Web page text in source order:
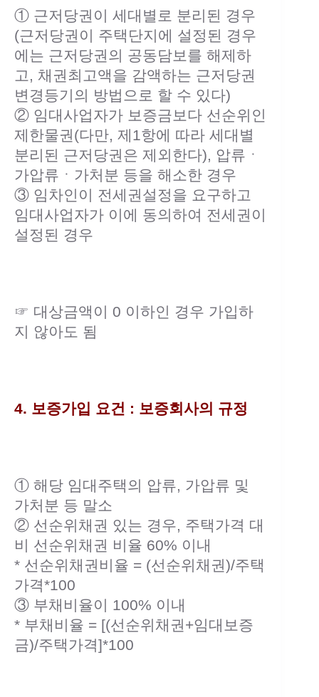
① 근저당권이 세대별로 분리된 경우
(근저당권이 주택단지에 설정된 경우
에는 근저당권의 공동담보를 해제하
고, 채권최고액을 감액하는 근저당권
변경등기의 방법으로 할 수 있다)
② 임대사업자가 보증금보다 선순위인
제한물권(다만, 제1항에 따라 세대별
분리된 근저당권은 제외한다), 압류ㆍ
가압류ㆍ가처분 등을 해소한 경우
③ 임차인이 전세권설정을 요구하고
임대사업자가 이에 동의하여 전세권이
설정된 경우
☞ 대상금액이 0 이하인 경우 가입하
지 않아도 됨
4. 보증가입 요건 : 보증회사의 규정
① 해당 임대주택의 압류, 가압류 및
가처분 등 말소
② 선순위채권 있는 경우, 주택가격 대
비 선순위채권 비율 60% 이내
* 선순위채권비율 = (선순위채권)/주택
가격*100
③ 부채비율이 100% 이내
* 부채비율 = [(선순위채권+임대보증
금)/주택가격]*100